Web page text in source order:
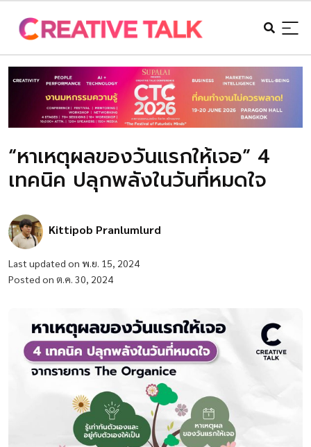
“หาเหตุผลของวันแรกให้เจอ” 4
เทคนิค ปลุกพลังในวันที่หมดใจ
Kittipob Pranlumlurd
Last updated on พ.ย. 15, 2024
Posted on ต.ค. 30, 2024